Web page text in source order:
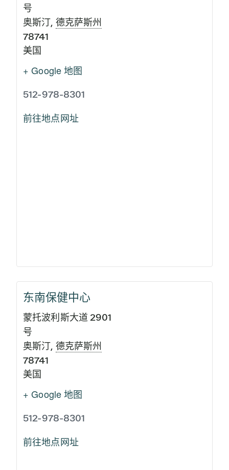
号
奥斯汀, 德克萨斯州
78741
美国
+ Google 地图
512-978-8301
前往地点网址
东南保健中心
蒙托波利斯大道 2901
号
奥斯汀, 德克萨斯州
78741
美国
+ Google 地图
512-978-8301
前往地点网址